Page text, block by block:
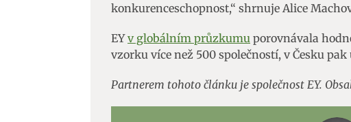
konkurenceschopnost,“ shrnuje Alice
EYv globálním průzkumu porovnávala
vzorku více než 500 společností, v Česku pak
Partnerem tohoto článku je společnost EY.